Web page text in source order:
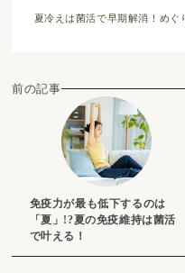
夏冷えは菌活で早期解消！めぐ
前の記事
免疫力が最も低下するのは
「夏」!?夏の免疫維持は菌活
で叶える！